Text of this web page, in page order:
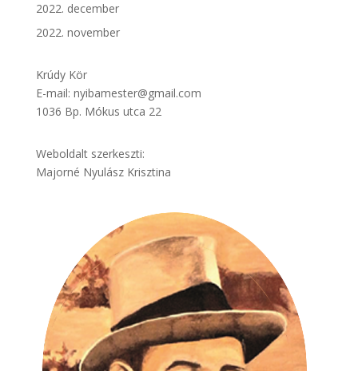
2022. december
2022. november
Krúdy Kör
E-mail: nyibamester@gmail.com
1036 Bp. Mókus utca 22
Weboldalt szerkeszti:
Majorné Nyulász Krisztina